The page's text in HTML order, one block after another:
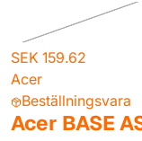
SEK 159.62
Acer
Beställningsvara
Acer BASE